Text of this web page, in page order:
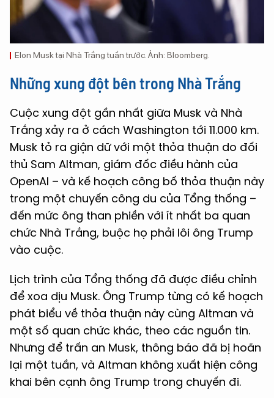
Elon Musk tại Nhà Trắng tuần trước. Ảnh: Bloomberg.
Những xung đột bên trong Nhà Trắng
Cuộc xung đột gần nhất giữa Musk và Nhà
Trắng xảy ra ở cách Washington tới 11.000 km.
Musk tỏ ra giận dữ với một thỏa thuận do đối
thủ Sam Altman, giám đốc điều hành của
OpenAI – và kế hoạch công bố thỏa thuận này
trong một chuyến công du của Tổng thống –
đến mức ông than phiền với ít nhất ba quan
chức Nhà Trắng, buộc họ phải lôi ông Trump
vào cuộc.
Lịch trình của Tổng thống đã được điều chỉnh
để xoa dịu Musk. Ông Trump từng có kế hoạch
phát biểu về thỏa thuận này cùng Altman và
một số quan chức khác, theo các nguồn tin.
Nhưng để trấn an Musk, thông báo đã bị hoãn
lại một tuần, và Altman không xuất hiện công
khai bên cạnh ông Trump trong chuyến đi.